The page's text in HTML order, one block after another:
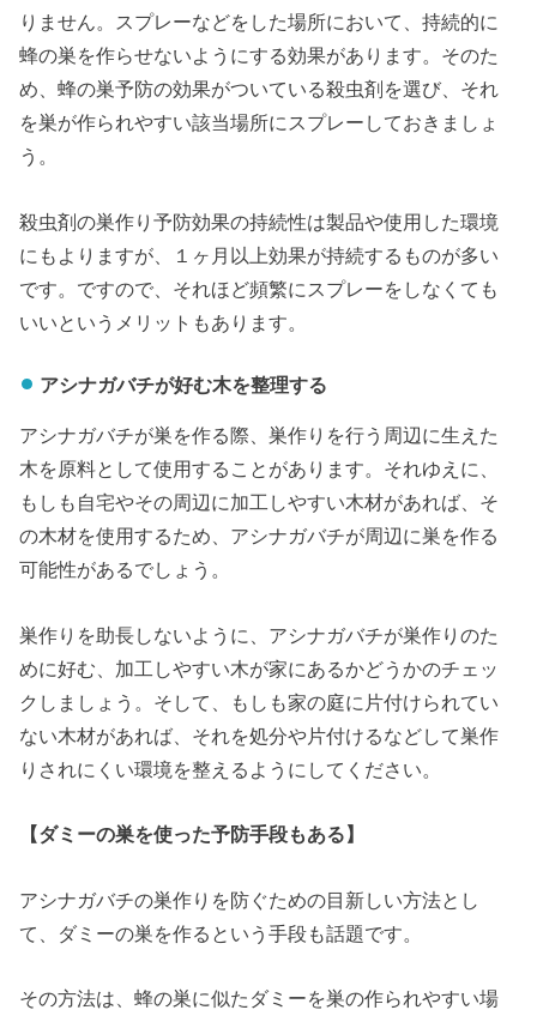
りません。スプレーなどをした場所において、持続的に
蜂の巣を作らせないようにする効果があります。そのた
め、蜂の巣予防の効果がついている殺虫剤を選び、それ
を巣が作られやすい該当場所にスプレーしておきましょ
う。
殺虫剤の巣作り予防効果の持続性は製品や使用した環境
にもよりますが、１ヶ月以上効果が持続するものが多い
です。ですので、それほど頻繁にスプレーをしなくても
いいというメリットもあります。
アシナガバチが好む木を整理する
アシナガバチが巣を作る際、巣作りを行う周辺に生えた
木を原料として使用することがあります。それゆえに、
もしも自宅やその周辺に加工しやすい木材があれば、そ
の木材を使用するため、アシナガバチが周辺に巣を作る
可能性があるでしょう。
巣作りを助長しないように、アシナガバチが巣作りのた
めに好む、加工しやすい木が家にあるかどうかのチェッ
クしましょう。そして、もしも家の庭に片付けられてい
ない木材があれば、それを処分や片付けるなどして巣作
りされにくい環境を整えるようにしてください。
【ダミーの巣を使った予防手段もある】
アシナガバチの巣作りを防ぐための目新しい方法とし
て、ダミーの巣を作るという手段も話題です。
その方法は、蜂の巣に似たダミーを巣の作られやすい場